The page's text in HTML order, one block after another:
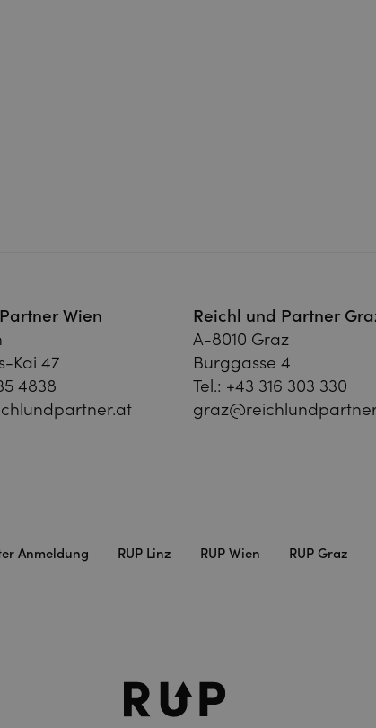
Wien
Kai 47
4838
Reichl und Partner
A-8010 Graz
Burggasse 4
Tel.: +43 316 303 330
Anmeldung RUP Linz RUP Wien
RUP Graz